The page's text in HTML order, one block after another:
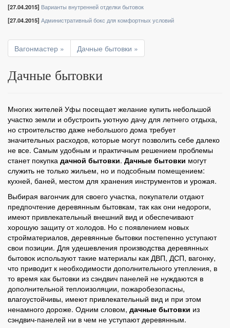
[27.04.2015] Варианты внутренней отделки бытовок
[27.04.2015] Административный бокс для комфортных условий
Вагонмастер » Дачные бытовки »
Дачные бытовки
Многих жителей Уфы посещает желание купить небольшой
участко земли и обустроить уютную дачу для летнего отдыха,
но строительство даже небольшого дома требует
значительных расходов, которые могут позволить себе далеко
не все. Самым удобным и практичным решением проблемы
станет покупка дачной бытовки. Дачные бытовки могут
служить не только жильем, но и подсобным помещением:
кухней, баней, местом для хранения инструментов и урожая.
Выбирая вагончик для своего участка, покупатели отдают
предпочтение деревянным бытовкам, так как они недороги,
имеют привлекательный внешний вид и обеспечивают
хорошую защиту от холодов. Но с появлением новых
стройматериалов, деревянные бытовки постепенно уступают
свои позиции. Для удешевления производства деревянных
бытовок используют такие материалы как ДВП, ДСП, вагонку,
что приводит к необходимости дополнительного утепления, в
то время как бытовки из сэндвич панелей не нуждаются в
дополнительной теплоизоляции, пожаробезопасны,
влагоустойчивы, имеют привлекательный вид и при этом
ненамного дороже. Одним словом, дачные бытовки из
сэндвич-панелей ни в чем не уступают деревянным.